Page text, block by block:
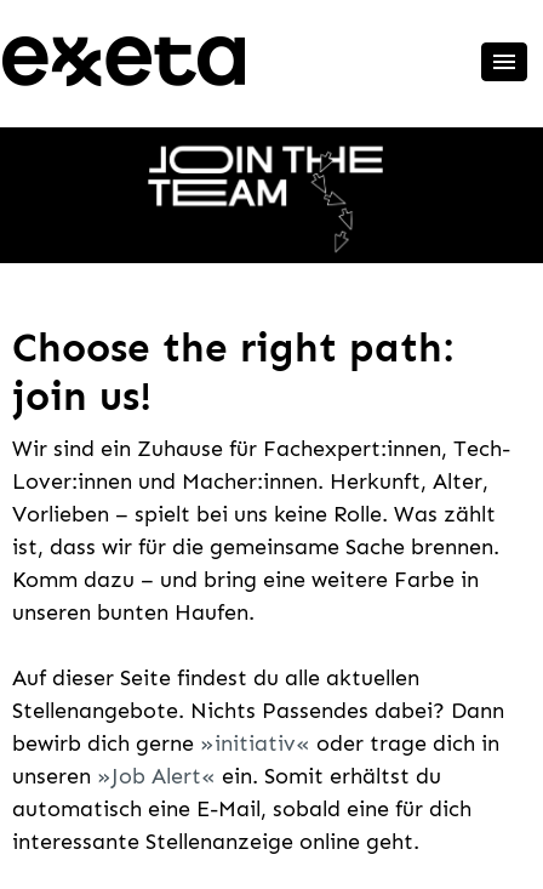
Choose the right path:
join us!
Wir sind ein Zuhause für Fachexpert:innen, Tech-
Lover:innen und Macher:innen. Herkunft, Alter,
Vorlieben – spielt bei uns keine Rolle. Was zählt
ist, dass wir für die gemeinsame Sache brennen.
Komm dazu – und bring eine weitere Farbe in
unseren bunten Haufen.
Auf dieser Seite findest du alle aktuellen
Stellenangebote. Nichts Passendes dabei? Dann
bewirb dich gerne
initiativ
oder trage dich in
unseren
Job Alert
ein. Somit erhältst du
automatisch eine E-Mail, sobald eine für dich
interessante Stellenanzeige online geht.